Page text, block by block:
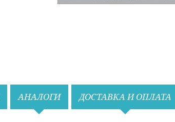
Назад
АНАЛОГИ ДОСТАВКА И ОПЛАТА